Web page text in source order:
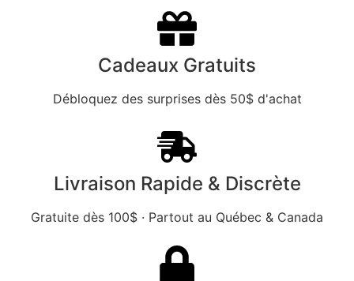
Cadeaux Gratuits
Débloquez des surprises dès 50$ d'achat
Livraison Rapide & Discrète
Gratuite dès 100$ · Partout au Québec & Canada